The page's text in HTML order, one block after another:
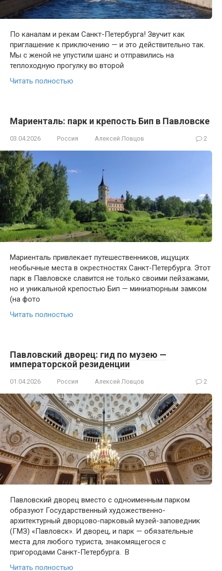
По каналам и рекам Санкт-Петербурга! Звучит как
приглашение к приключению — и это действительно так.
Мы с женой не упустили шанс и отправились на
теплоходную прогулку во второй
Читать полностью
Мариенталь: парк и крепость Бип в Павловске
03.04.2026 Россия Алексей Ловцов 2
Мариенталь привлекает путешественников, ищущих
необычные места в окрестностях Санкт‑Петербурга. Этот
парк в Павловске славится не только своими пейзажами,
но и уникальной крепостью Бип — миниатюрным замком
(на фото
Читать полностью
Павловский дворец: гид по музею —
императорской резиденции
01.04.2026 Россия Алексей Ловцов 2
Павловский дворец вместо с одноименным парком
образуют Государственный художественно-
архитектурный дворцово-парковый музей-заповедник
(ГМЗ) «Павловск». И дворец, и парк — обязательные
места для любого туриста, знакомящегося с
пригородами Санкт-Петербурга. В
Читать полностью